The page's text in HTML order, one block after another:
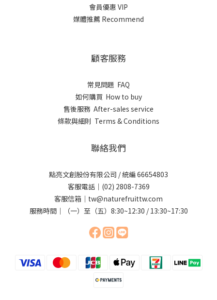
會員優惠 VIP
媒體推薦 Recommend
顧客服務
常見問題 FAQ
如何購買 How to buy
售後服務 After-sales service
條款與細則 Terms & Conditions
聯絡我們
點亮文創股份有限公司 / 統編 66654803
客服電話｜(02) 2808-7369
客服信箱｜tw@naturefruittw.com
服務時間｜（一）至（五）8:30~12:30 / 13:30~17:30